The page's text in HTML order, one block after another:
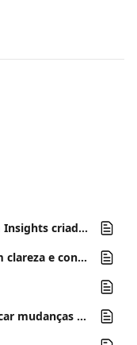
Meça o atendimento ao cliente com Insights criados para a era do Agente de IA
Monitore o desempenho do Fin com clareza e confiança
Como usar Tendências para identificar mudanças nos seus dados de suporte